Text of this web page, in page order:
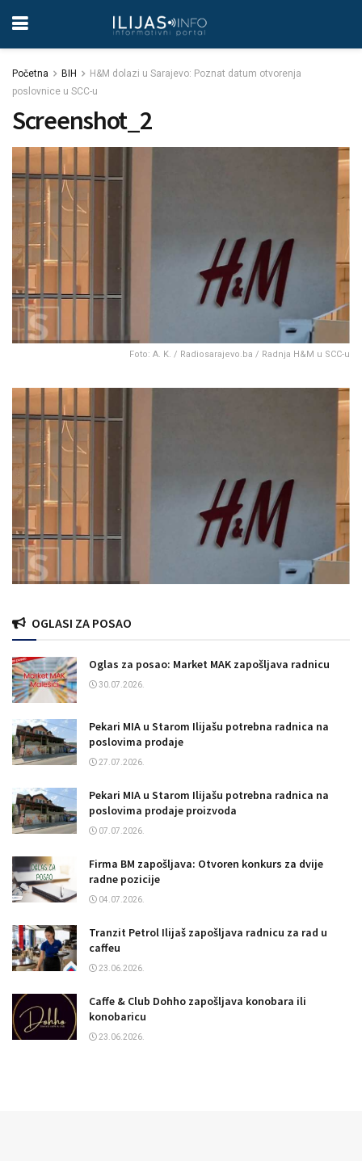
Početna BIH
H&M dolazi u Sarajevo: Poznat datum otvorenja
poslovnice u SCC-u
Screenshot_2
Foto: A. K. / Radiosarajevo.ba / Radnja H&M u SCC-u
OGLASI ZA POSAO
Oglas za posao: Market MAK zapošljava radnicu
30.07.2026.
Pekari MIA u Starom Ilijašu potrebna radnica na
poslovima prodaje
27.07.2026.
Pekari MIA u Starom Ilijašu potrebna radnica na
poslovima prodaje proizvoda
07.07.2026.
Firma BM zapošljava: Otvoren konkurs za dvije
radne pozicije
04.07.2026.
Tranzit Petrol Ilijaš zapošljava radnicu za rad u
caffeu
23.06.2026.
Caffe & Club Dohho zapošljava konobara ili
konobaricu
23.06.2026.